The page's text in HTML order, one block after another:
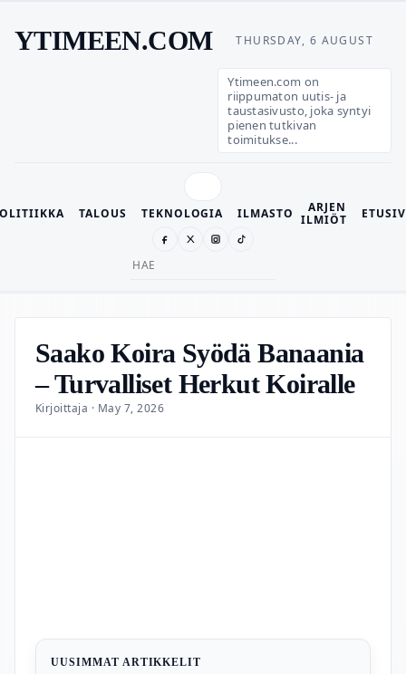
THURSDAY, 6 AUGUST
YTIMEEN.COM
Ytimeen.com on
riippumaton uutis- ja
taustasivusto, joka syntyi
pienen tutkivan
toimitukse...
TALOUS TEKNOLOGIA ILMASTO
ARJEN
ILMIÖT
Search
Saako Koira Syödä Banaania
– Turvalliset Herkut Koiralle
Kirjoittaja · May 7, 2026
UUSIMMAT ARTIKKELIT